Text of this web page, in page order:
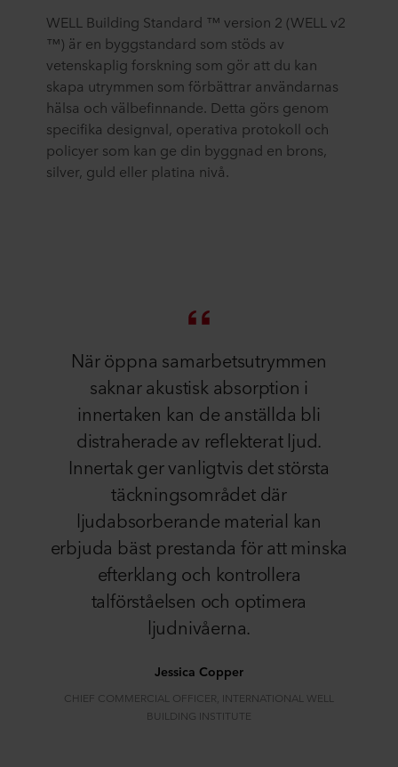
WELL Building Standard ™ version 2 (WELL v2
™) är en byggstandard som stöds av
vetenskaplig forskning som gör att du kan
skapa utrymmen som förbättrar användarnas
hälsa och välbefinnande. Detta görs genom
specifika designval, operativa protokoll och
policyer som kan ge din byggnad en brons,
silver, guld eller platina nivå.
När öppna samarbetsutrymmen
saknar akustisk absorption i
innertaken kan de anställda bli
distraherade av reflekterat ljud.
Innertak ger vanligtvis det största
täckningsområdet där
ljudabsorberande material kan
erbjuda bäst prestanda för att minska
efterklang och kontrollera
talförståelsen och optimera
ljudnivåerna.
Jessica Copper
CHIEF COMMERCIAL OFFICER, INTERNATIONAL WELL
BUILDING INSTITUTE